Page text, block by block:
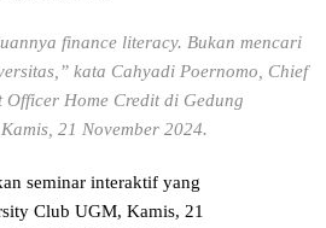
finance literacy. Bukan mencari
kata Cahyadi Poernomo, Chief
Officer Home Credit di Gedung
21 November 2024.
seminar interaktif yang
Club UGM, Kamis, 21